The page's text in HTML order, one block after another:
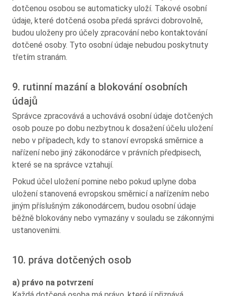
dotčenou osobou se automaticky uloží. Takové osobní
údaje, které dotčená osoba předá správci dobrovolně,
budou uloženy pro účely zpracování nebo kontaktování
dotčené osoby. Tyto osobní údaje nebudou poskytnuty
třetím stranám.
9. rutinní mazání a blokování osobních
údajů
Správce zpracovává a uchovává osobní údaje dotčených
osob pouze po dobu nezbytnou k dosažení účelu uložení
nebo v případech, kdy to stanoví evropská směrnice a
nařízení nebo jiný zákonodárce v právních předpisech,
které se na správce vztahují.
Pokud účel uložení pomine nebo pokud uplyne doba
uložení stanovená evropskou směrnicí a nařízením nebo
jiným příslušným zákonodárcem, budou osobní údaje
běžně blokovány nebo vymazány v souladu se zákonnými
ustanoveními.
10. práva dotčených osob
a) právo na potvrzení